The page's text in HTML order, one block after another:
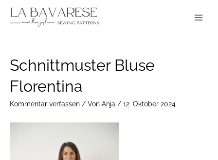
Inhalt
Schnittmuster Bluse
Florentina
Kommentar verfassen / Von Anja / 12. Oktober 2024
navigation